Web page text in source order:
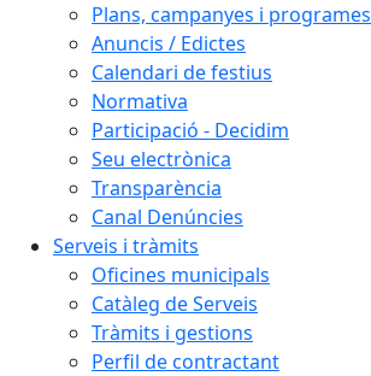
Plans, campanyes i programes
Anuncis / Edictes
Calendari de festius
Normativa
Participació - Decidim
Seu electrònica
Transparència
Canal Denúncies
Serveis i tràmits
Oficines municipals
Catàleg de Serveis
Tràmits i gestions
Perfil de contractant